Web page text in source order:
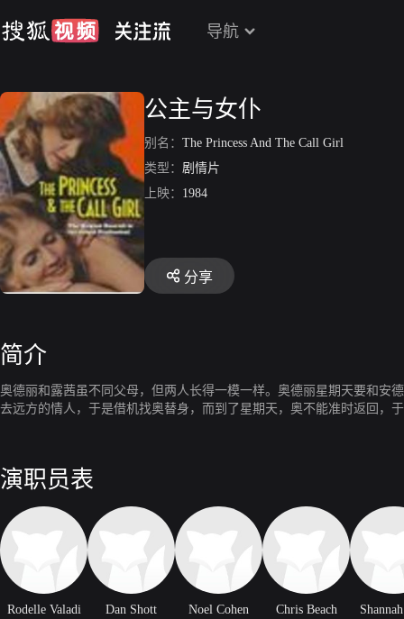
导航
公主与女仆
别名： The Princess And The Call Girl
类型： 剧情片
上映： 1984
分享
简介
奥德丽和露茜虽不同父母，但两人长得一模一样。奥德丽星期天要和安
去远方的情人，于是借机找奥替身，而到了星期天，奥不能准时返回，
演职员表
Rodelle Valadi Dan Shott Noel Cohen Chris Beach